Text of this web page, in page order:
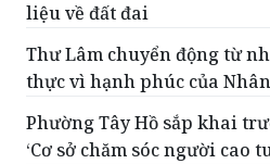
liệu về đất đai
Thư Lâm chuyển động từ
thực vì hạnh phúc của
Phường Tây Hồ sắp khai
‘Cơ sở chăm sóc người cao